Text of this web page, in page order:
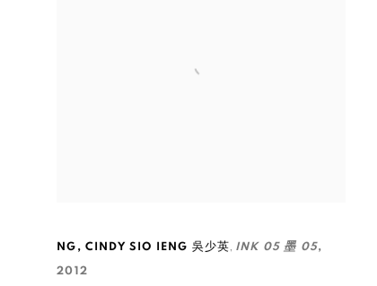
NG , CINDY SIO IENG 吳少英 INK 05 墨 05,
2012